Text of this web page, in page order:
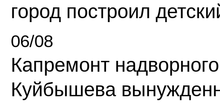
город построил
06/08
Капремонт
Куйбышева